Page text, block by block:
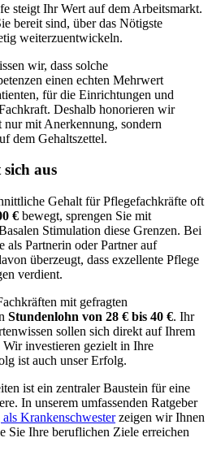
steigt Ihr Wert auf dem Arbeitsmarkt.
bereit sind, über das Nötigste
weiterzuentwickeln.
wir, dass solche
einen echten Mehrwert
für die Einrichtungen und
Deshalb honorieren wir
nur mit Anerkennung, sondern
dem Gehaltszettel.
aus
Gehalt für Pflegefachkräfte oft
€ bewegt, sprengen Sie mit
Stimulation diese Grenzen. Bei
Partnerin oder Partner auf
überzeugt, dass exzellente Pflege
verdient.
mit gefragten
Stundenlohn von 28 € bis 40 €. Ihr
sollen sich direkt auf Ihrem
investieren gezielt in Ihre
ist auch unser Erfolg.
ist ein zentraler Baustein für eine
In unserem umfassenden Ratgeber
Krankenschwesterzeigen wir Ihnen
Sie Ihre beruflichen Ziele erreichen